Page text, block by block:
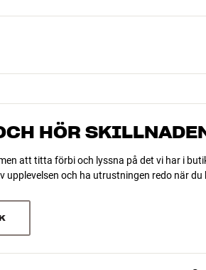
HÖR
att titta förbi och lyssna på det vi har i
upplevelsen och ha utrustningen redo när du